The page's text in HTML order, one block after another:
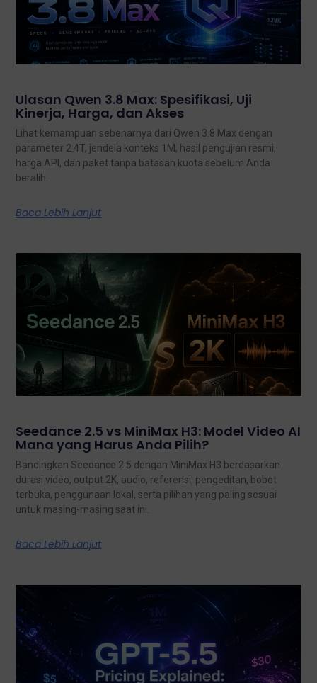
Ulasan Qwen 3.8 Max: Spesifikasi, Uji
Kinerja, Harga, dan Akses
Lihat kemampuan sebenarnya dari Qwen 3.8 Max dengan
parameter 2.4T, jendela konteks 1M, hasil pengujian resmi,
harga API, dan paket tanpa batasan kuota sebelum Anda
beralih.
Baca Lebih Lanjut
Seedance 2.5 vs MiniMax H3: Model Video AI
Mana yang Harus Anda Pilih?
Bandingkan Seedance 2.5 dengan MiniMax H3 berdasarkan
durasi video, output 2K, audio, referensi, pengeditan, bobot
terbuka, penggunaan lokal, serta pilihan yang paling sesuai
untuk masing-masing saat ini.
Baca Lebih Lanjut